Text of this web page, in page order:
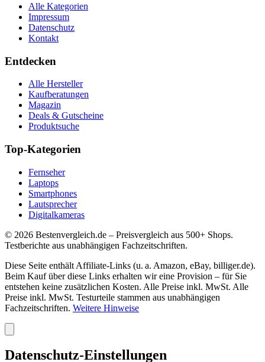
Alle Kategorien
Impressum
Datenschutz
Kontakt
Entdecken
Alle Hersteller
Kaufberatungen
Magazin
Deals & Gutscheine
Produktsuche
Top-Kategorien
Fernseher
Laptops
Smartphones
Lautsprecher
Digitalkameras
© 2026 Bestenvergleich.de – Preisvergleich aus 500+ Shops.
Testberichte aus unabhängigen Fachzeitschriften.
Diese Seite enthält Affiliate-Links (u. a. Amazon, eBay, billiger.de).
Beim Kauf über diese Links erhalten wir eine Provision – für Sie
entstehen keine zusätzlichen Kosten. Alle Preise inkl. MwSt. Alle
Preise inkl. MwSt. Testurteile stammen aus unabhängigen
Fachzeitschriften. Weitere Hinweise
Datenschutz-Einstellungen